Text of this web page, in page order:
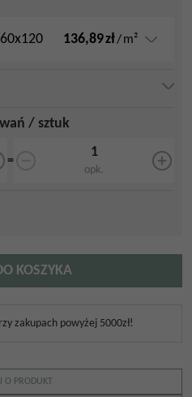
136,89zł/m²
/ sztuk
=
opk.
KOSZYKA
zakupach powyżej 5000zł!
O PRODUKT